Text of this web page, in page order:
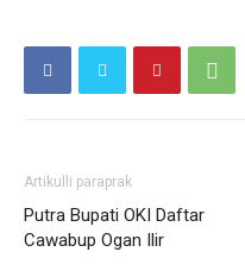
Artikulli paraprak
Putra Bupati OKI Daftar
Cawabup Ogan Ilir